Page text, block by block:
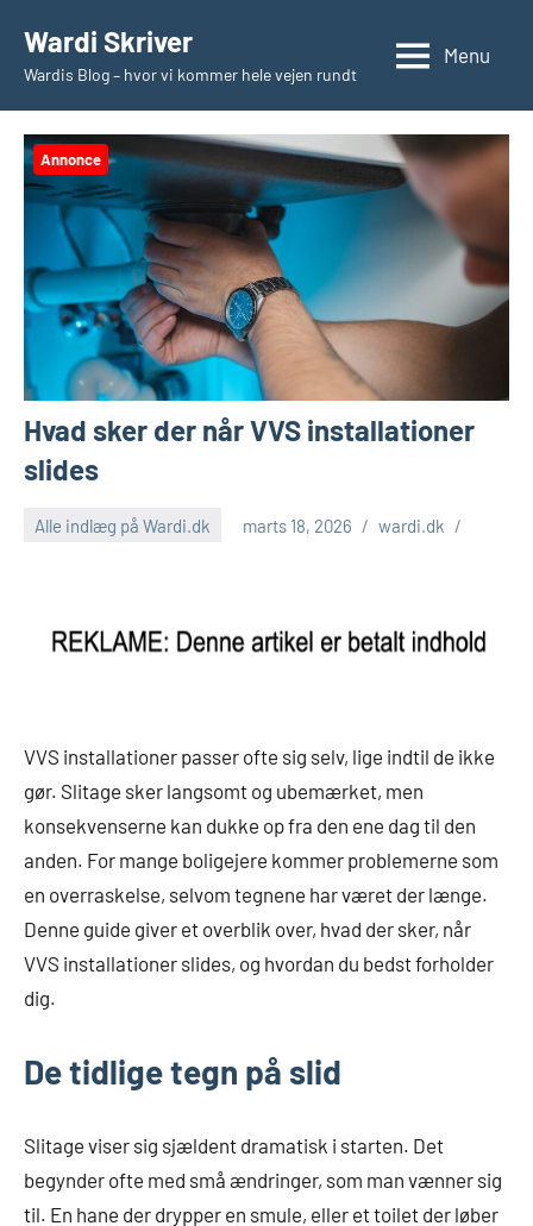
indhold
Wardi Skriver
Wardis Blog – hvor vi kommer hele vejen rundt
Menu
Annonce
Hvad sker der når VVS installationer
slides
Alle indlæg på Wardi.dk marts 18, 2026 wardi.dk
VVS installationer passer ofte sig selv, lige indtil de ikke
gør. Slitage sker langsomt og ubemærket, men
konsekvenserne kan dukke op fra den ene dag til den
anden. For mange boligejere kommer problemerne som
en overraskelse, selvom tegnene har været der længe.
Denne guide giver et overblik over, hvad der sker, når
VVS installationer slides, og hvordan du bedst forholder
dig.
De tidlige tegn på slid
Slitage viser sig sjældent dramatisk i starten. Det
begynder ofte med små ændringer, som man vænner sig
til. En hane der drypper en smule, eller et toilet der løber